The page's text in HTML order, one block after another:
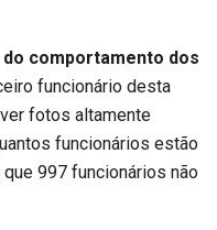
comportamento dos
funcionário desta
fotos altamente
funcionários estão
997 funcionários não